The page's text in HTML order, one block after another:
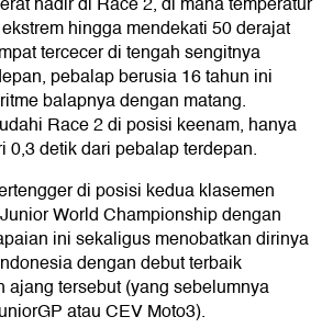
hingga mendekati 50 derajat
tercecer di tengah sengitnya
pebalap berusia 16 tahun ini
balapnya dengan matang.
Race 2 di posisi keenam, hanya
0,3 detik dari pebalap terdepan.
di posisi kedua klasemen
World Championship dengan
ini sekaligus menobatkan dirinya
dengan debut terbaik
ajang tersebut (yang sebelumnya
atau CEV Moto3).